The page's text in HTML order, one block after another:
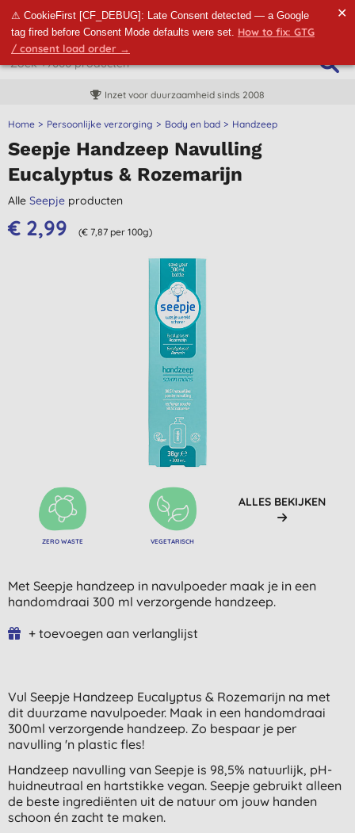
⚠ CookieFirst [CF_DEBUG]: Late Consent detected — a Google
tag fired before Consent Mode defaults were set. How to fix: GTG
/ consent load order →
✕
Inzet voor duurzaamheid sinds 2008
Home Persoonlijke verzorging Body en bad Handzeep
Seepje Handzeep Navulling
Eucalyptus & Rozemarijn
Alle Seepje producten
€ 2,99 (€ 7,87 per 100g)
ZERO WASTE VEGETARISCH
ALLES BEKIJKEN
Met Seepje handzeep in navulpoeder maak je in een
handomdraai 300 ml verzorgende handzeep.
+ toevoegen aan verlanglijst
Vul Seepje Handzeep Eucalyptus & Rozemarijn na met
dit duurzame navulpoeder. Maak in een handomdraai
300ml verzorgende handzeep. Zo bespaar je per
navulling 'n plastic fles!
Handzeep navulling van Seepje is 98,5% natuurlijk, pH-
huidneutraal en hartstikke vegan. Seepje gebruikt alleen
de beste ingrediënten uit de natuur om jouw handen
schoon én zacht te maken.